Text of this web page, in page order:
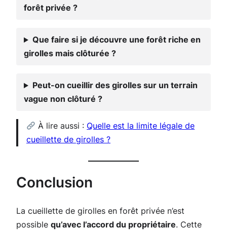
forêt privée ?
Que faire si je découvre une forêt riche en
girolles mais clôturée ?
Peut-on cueillir des girolles sur un terrain
vague non clôturé ?
À lire aussi : Quelle est la limite légale de
cueillette de girolles ?
Conclusion
La cueillette de girolles en forêt privée n’est
possible qu’avec l’accord du propriétaire. Cette